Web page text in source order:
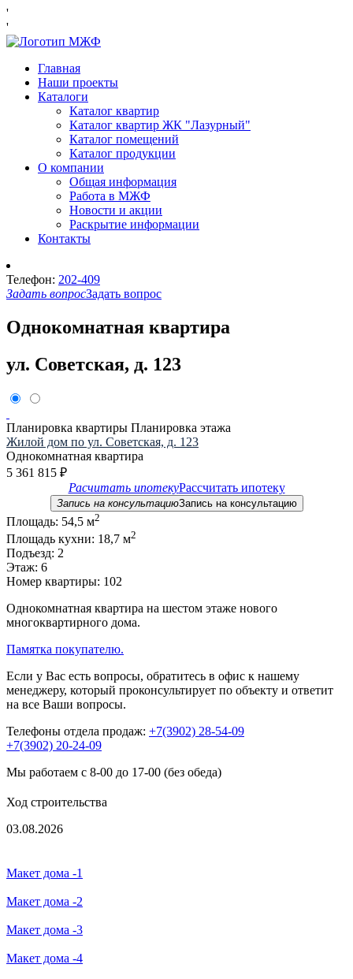
'
'
Главная
Наши проекты
Каталоги
Каталог квартир
Каталог квартир ЖК "Лазурный"
Каталог помещений
Каталог продукции
О компании
Общая информация
Работа в МЖФ
Новости и акции
Раскрытие информации
Контакты
Телефон: 202-409
Задать вопросЗадать вопрос
Однокомнатная квартира
ул. Советская, д. 123
Планировка квартиры Планировка этажа
Жилой дом по ул. Советская, д. 123
Однокомнатная квартира
5 361 815 ₽
Расчитать ипотекуРассчитать ипотеку
Запись на консультациюЗапись на консультацию
Площадь: 54,5 м2
Площадь кухни: 18,7 м2
Подъезд: 2
Этаж: 6
Номер квартиры: 102
Однокомнатная квартира на шестом этаже нового
многоквартирного дома.
Памятка покупателю.
Если у Вас есть вопросы, обратитесь в офис к нашему
менеджеру, который проконсультирует по объекту и ответит
на все Ваши вопросы.
Телефоны отдела продаж: +7(3902) 28-54-09
+7(3902) 20-24-09
Мы работаем с 8-00 до 17-00 (без обеда)
Ход строительства
03.08.2026
Макет дома -1
Макет дома -2
Макет дома -3
Макет дома -4